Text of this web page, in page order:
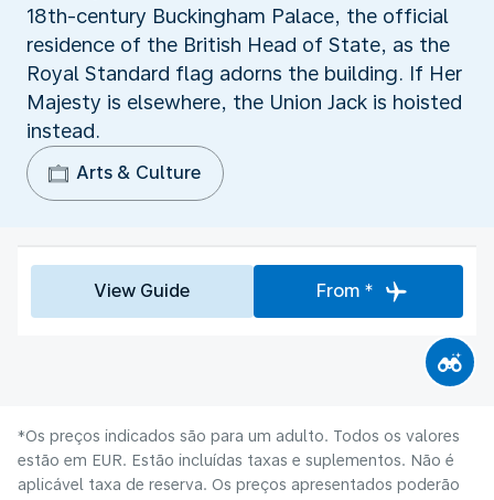
18th-century Buckingham Palace, the official
residence of the British Head of State, as the
Royal Standard flag adorns the building. If Her
Majesty is elsewhere, the Union Jack is hoisted
instead.
Arts & Culture
View Guide From *
*Os preços indicados são para um adulto. Todos os valores
estão em EUR. Estão incluídas taxas e suplementos. Não é
aplicável taxa de reserva. Os preços apresentados poderão